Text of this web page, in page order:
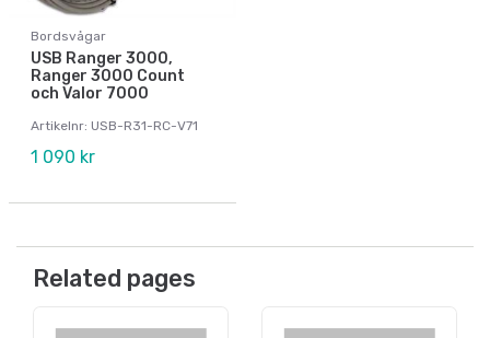
Bordsvågar
USB Ranger 3000,
Ranger 3000 Count
och Valor 7000
Artikelnr: USB-R31-RC-V71
1 090 kr
Related pages